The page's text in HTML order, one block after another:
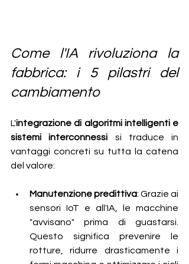
Come l'IA rivoluziona la
fabbrica: i 5 pilastri del
cambiamento
L'integrazione di algoritmi intelligenti e
sistemi interconnessi si traduce in
vantaggi concreti su tutta la catena
del valore:
Manutenzione predittiva: Grazie ai
sensori IoT e all'IA, le macchine
"avvisano" prima di guastarsi.
Questo significa prevenire le
rotture, ridurre drasticamente i